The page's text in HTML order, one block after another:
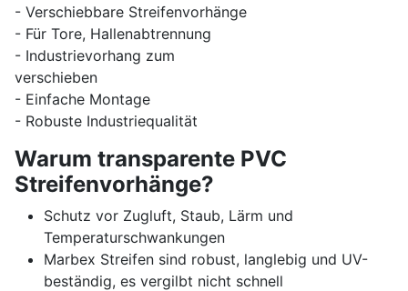
- Verschiebbare Streifenvorhänge
- Für Tore, Hallenabtrennung
- Industrievorhang zum
verschieben
- Einfache Montage
- Robuste Industriequalität
Warum transparente PVC
Streifenvorhänge?
Schutz vor Zugluft, Staub, Lärm und
Temperaturschwankungen
Marbex Streifen sind robust, langlebig und UV-
beständig, es vergilbt nicht schnell